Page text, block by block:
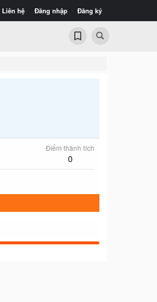
Liên hệ Đăng nhập Đăng ký
Điểm thành tích
0